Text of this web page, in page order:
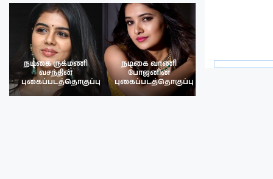
நடிகை ருக்மணி
வசந்தின்
புகைப்படத்தொகுப்பு
நடிகை வாணி
போஜனின்
புகைப்படத்தொகுப்பு
நடிகை